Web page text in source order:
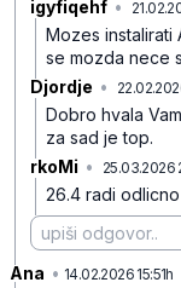
igyfiqehf •
Mozes instalirati
se mozda nece
Djordje •
Dobro hvala
za sad je top.
rkoMi • 25.03.2026
26.4 radi
Ana • 14.02.2026 15:51h